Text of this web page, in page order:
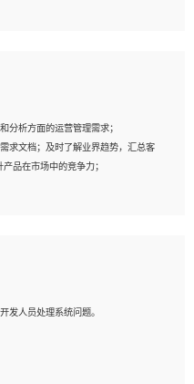
spark开发；
软件，熟练进行图像处理；
算法原理，能熟练使用神经网络算法
压缩和整型化方法；
分析方面的运营管理需求；
求文档；及时了解业界趋势，汇总客
品在市场中的竞争力；
达成结果；熟练使用PPT、
较强的文档编写能力，能独立撰写
专业PPT文件进行展示。
发人员处理系统问题。